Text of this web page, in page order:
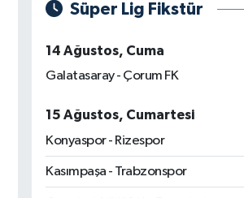
Süper Lig Fikstür
14 Ağustos, Cuma
Galatasaray - Çorum FK
15 Ağustos, Cumartesi
Konyaspor - Rizespor
Kasımpaşa - Trabzonspor